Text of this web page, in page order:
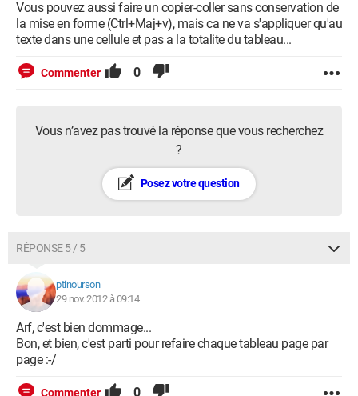
Vous pouvez aussi faire un copier-coller sans conservation de
la mise en forme (Ctrl+Maj+v), mais ca ne va s'appliquer qu'au
texte dans une cellule et pas a la totalite du tableau...
Commenter 0
Vous n’avez pas trouvé la réponse que vous recherchez
?
Posez votre question
RÉPONSE 5 / 5
ptinourson
29 nov. 2012 à 09:14
Arf, c'est bien dommage...
Bon, et bien, c'est parti pour refaire chaque tableau page par
page :-/
Commenter 0